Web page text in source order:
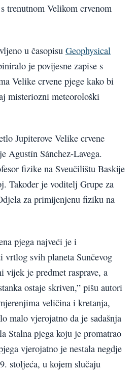
trenutnom Velikom crvenom
u časopisu Geophysical
je povijesne zapise s
Velike crvene pjege kako bi
misteriozni meteorološki
Jupiterove Velike crvene
Agustín Sánchez-Lavega.
fizike na Sveučilištu Baskije
Također je voditelj Grupe za
za primijenjenu fiziku na
pjega najveći je i
vrtlog svih planeta Sunčevog
vijek je predmet rasprave, a
ostaje skriven,” pišu autori
veličina i kretanja,
malo vjerojatno da je sadašnja
Stalna pjega koju je promatrao
vjerojatno je nestala negdje
stoljeća, u kojem slučaju